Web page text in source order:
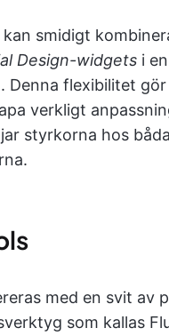
smidigt
Design-widgets i
Denna flexibilitet
verkligt
styrkorna hos båda
med en svit av
som kallas